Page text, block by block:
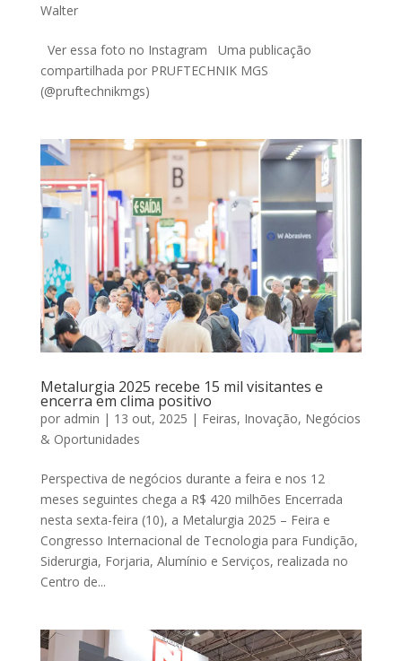
Walter
Ver essa foto no Instagram Uma publicação
compartilhada por PRUFTECHNIK MGS
(@pruftechnikmgs)
Metalurgia 2025 recebe 15 mil visitantes e
encerra em clima positivo
por admin | 13 out, 2025 | Feiras, Inovação, Negócios
& Oportunidades
Perspectiva de negócios durante a feira e nos 12
meses seguintes chega a R$ 420 milhões Encerrada
nesta sexta-feira (10), a Metalurgia 2025 – Feira e
Congresso Internacional de Tecnologia para Fundição,
Siderurgia, Forjaria, Alumínio e Serviços, realizada no
Centro de...